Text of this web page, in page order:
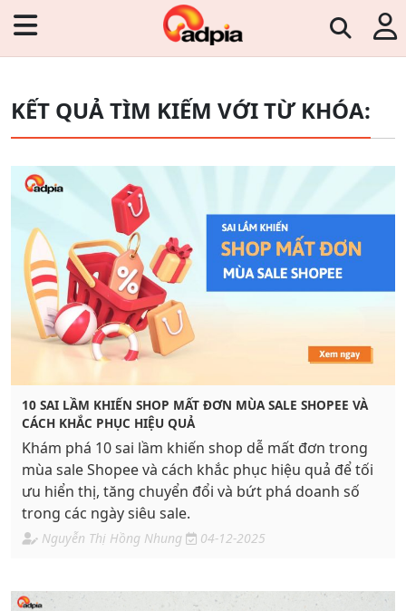
KẾT QUẢ TÌM KIẾM VỚI TỪ KHÓA:
10 SAI LẦM KHIẾN SHOP MẤT ĐƠN MÙA SALE SHOPEE VÀ
CÁCH KHẮC PHỤC HIỆU QUẢ
Khám phá 10 sai lầm khiến shop dễ mất đơn trong
mùa sale Shopee và cách khắc phục hiệu quả để tối
ưu hiển thị, tăng chuyển đổi và bứt phá doanh số
trong các ngày siêu sale.
Nguyễn Thị Hồng Nhung 04-12-2025